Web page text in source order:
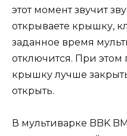
этот момент звучит
открываете крышку,
заданное время
отключится. При этом
крышку лучше
открыть.
В мультиварке BBK